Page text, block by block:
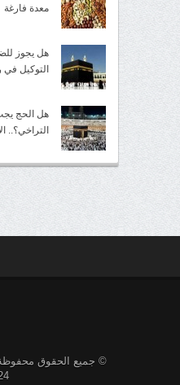
معدة فارغة
هل يجوز
التوكيل
هل الحج
التراخي؟..
© جميع الحقوق